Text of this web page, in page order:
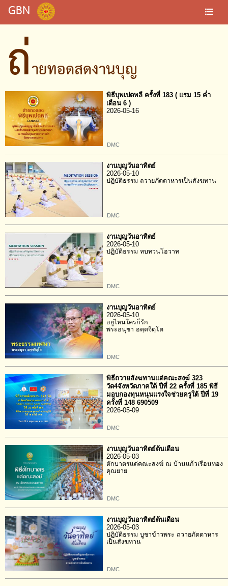
GBN
ถ่ายทอดสดงานบุญ
พิธีบุพเปตพลี ครั้งที่ 183 ( แรม 15 ค่ำ
เดือน 6 )
2026-05-16
DMC
งานบุญวันอาทิตย์
2026-05-10
ปฏิบัติธรรม ถวายภัตตาหารเป็นสังฆทาน
DMC
งานบุญวันอาทิตย์
2026-05-10
ปฏิบัติธรรม ทบทวนโอวาท
DMC
งานบุญวันอาทิตย์
2026-05-10
อยู่ไหนใครก็รัก
พระอนุชา อคฺคจิตฺโต
DMC
พิธีถวายสังฆทานแด่คณะสงฆ์ 323
วัด4จังหวัดภาคใต้ ปีที่ 22 ครั้งที่ 185 พิธี
มอบกองทุนหนุนแรงใจช่วยครูใต้ ปีที่ 19
ครั้งที่ 148 690509
2026-05-09
DMC
งานบุญวันอาทิตย์ต้นเดือน
2026-05-03
ตักบาตรแด่คณะสงฆ์ ณ บ้านแก้วเรือนทอง
คุณยาย
DMC
งานบุญวันอาทิตย์ต้นเดือน
2026-05-03
ปฏิบัติธรรม บูชาข้าวพระ ถวายภัตตาหาร
เป็นสังฆทาน
DMC